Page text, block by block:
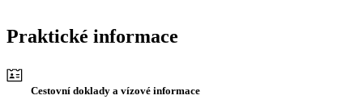
Praktické informace
Cestovní doklady a vízové informace